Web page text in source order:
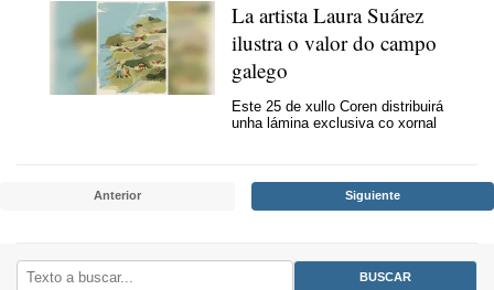
La artista Laura Suárez
ilustra o valor do campo
galego
Este 25 de xullo Coren distribuirá
unha lámina exclusiva co xornal
Anterior Siguiente